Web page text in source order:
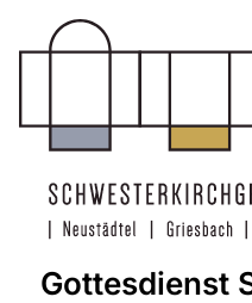
Gottesdienst